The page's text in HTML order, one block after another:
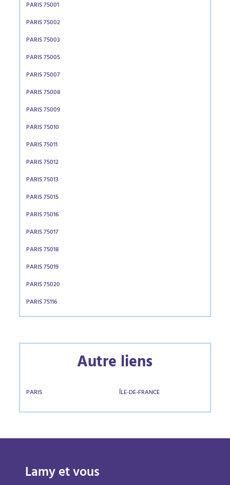
PARIS 75001
PARIS 75002
PARIS 75003
PARIS 75005
PARIS 75007
PARIS 75008
PARIS 75009
PARIS 75010
PARIS 75011
PARIS 75012
PARIS 75013
PARIS 75015
PARIS 75016
PARIS 75017
PARIS 75018
PARIS 75019
PARIS 75020
PARIS 75116
Autre liens
PARIS ÎLE-DE-FRANCE
Lamy et vous